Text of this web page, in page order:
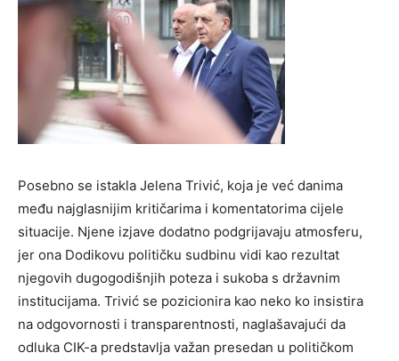
Posebno se istakla Jelena Trivić, koja je već danima
među najglasnijim kritičarima i komentatorima cijele
situacije. Njene izjave dodatno podgrijavaju atmosferu,
jer ona Dodikovu političku sudbinu vidi kao rezultat
njegovih dugogodišnjih poteza i sukoba s državnim
institucijama. Trivić se pozicionira kao neko ko insistira
na odgovornosti i transparentnosti, naglašavajući da
odluka CIK-a predstavlja važan presedan u političkom